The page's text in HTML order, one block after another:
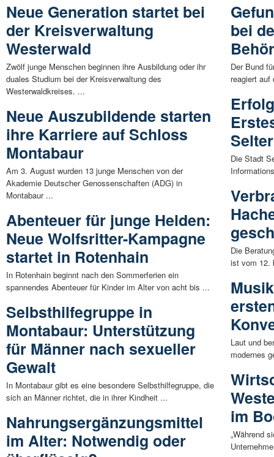
Neue Generation startet bei
der Kreisverwaltung
Westerwald
Zwölf junge Menschen beginnen ihre Ausbildung oder ihr
duales Studium bei der Kreisverwaltung des
Westerwaldkreises. ...
Neue Auszubildende starten
ihre Karriere auf Schloss
Montabaur
Am 3. August wurden 13 junge Menschen von der
Akademie Deutscher Genossenschaften (ADG) in
Montabaur ...
Abenteuer für junge Helden:
Neue Wolfsritter-Kampagne
startet in Rotenhain
In Rotenhain beginnt nach den Sommerferien ein
spannendes Abenteuer für Kinder im Alter von acht bis ...
Selbsthilfegruppe in
Montabaur: Unterstützung
für Männer nach sexueller
Gewalt
In Montabaur gibt es eine besondere Selbsthilfegruppe, die
sich an Männer richtet, die in ihrer Kindheit ...
Nahrungsergänzungsmittel
im Alter: Notwendig oder
bei
Der Bund
reagiert
Die Stadt
Die
ist vom 12.
Laut und
modernes
im
„Während